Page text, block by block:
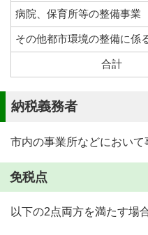
病院、保育所等の整備事業
その他都市環境の整備に係
合計
納税義務者
市内の事業所などにおい
免税点
以下の2点両方を満たす場